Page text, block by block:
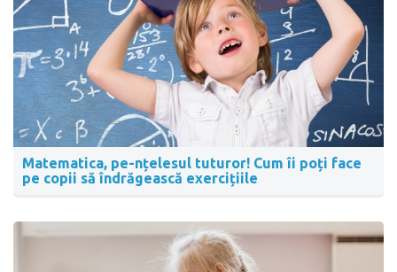
Matematica, pe-nțelesul tuturor! Cum îi poți face
pe copii să îndrăgească exercițiile